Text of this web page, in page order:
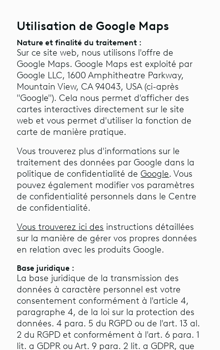
Utilisation de Google Maps
Nature et finalité du traitement :
Sur ce site web, nous utilisons l'offre de
Google Maps. Google Maps est exploité par
Google LLC, 1600 Amphitheatre Parkway,
Mountain View, CA 94043, USA (ci-après
"Google"). Cela nous permet d'afficher des
cartes interactives directement sur le site
web et vous permet d'utiliser la fonction de
carte de manière pratique.
Vous trouverez plus d'informations sur le
traitement des données par Google dans la
politique de confidentialité de Google. Vous
pouvez également modifier vos paramètres
de confidentialité personnels dans le Centre
de confidentialité.
Vous trouverez ici des instructions détaillées
sur la manière de gérer vos propres données
en relation avec les produits Google.
Base juridique :
La base juridique de la transmission des
données à caractère personnel est votre
consentement conformément à l'article 4,
paragraphe 4, de la loi sur la protection des
données. 4 para. 5 du RGPD ou de l'art. 13 al.
2 du RGPD et conformément à l'art. 6 para. 1
lit. a GDPR ou Art. 9 para. 2 lit. a GDPR, que